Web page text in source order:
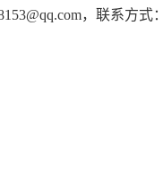
，联系方